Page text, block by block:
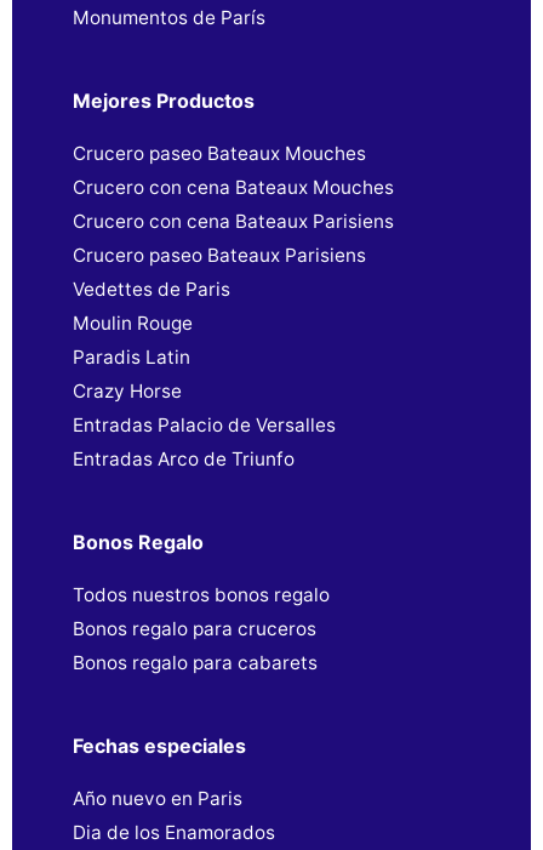
Monumentos de París
Mejores Productos
Crucero paseo Bateaux Mouches
Crucero con cena Bateaux Mouches
Crucero con cena Bateaux Parisiens
Crucero paseo Bateaux Parisiens
Vedettes de Paris
Moulin Rouge
Paradis Latin
Crazy Horse
Entradas Palacio de Versalles
Entradas Arco de Triunfo
Bonos Regalo
Todos nuestros bonos regalo
Bonos regalo para cruceros
Bonos regalo para cabarets
Fechas especiales
Año nuevo en Paris
Dia de los Enamorados